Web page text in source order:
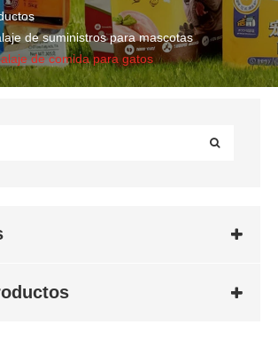
de suministros para mascotas
de comida para gatos